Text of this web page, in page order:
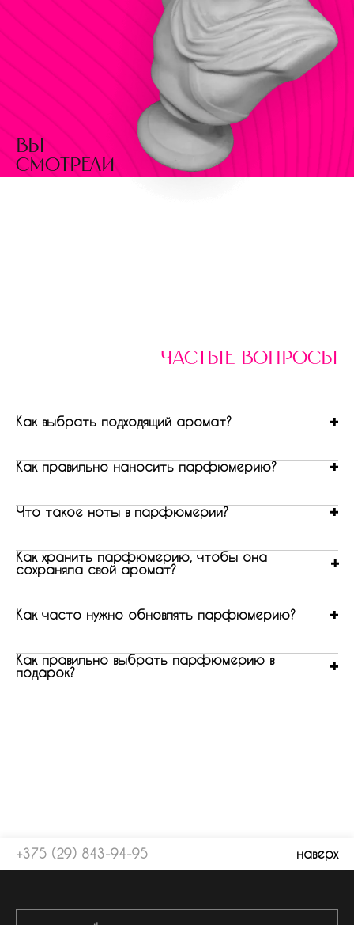
вы
смотрели
частые вопросы
Как выбрать подходящий аромат?
Как правильно наносить парфюмерию?
Что такое ноты в парфюмерии?
Как хранить парфюмерию, чтобы она
сохраняла свой аромат?
Как часто нужно обновлять парфюмерию?
Как правильно выбрать парфюмерию в
подарок?
+375 (29) 843-94-95 наверх